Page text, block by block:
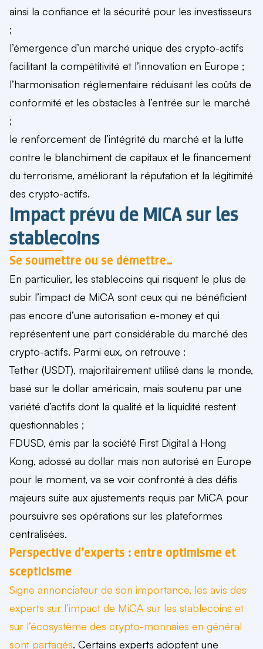
ainsi la confiance et la sécurité pour les investisseurs
;
l’émergence d’un marché unique des crypto-actifs
facilitant la compétitivité et l’innovation en Europe ;
l’harmonisation réglementaire réduisant les coûts de
conformité et les obstacles à l’entrée sur le marché
;
le renforcement de l’intégrité du marché et la lutte
contre le blanchiment de capitaux et le financement
du terrorisme, améliorant la réputation et la légitimité
des crypto-actifs.
Impact prévu de MiCA sur les
stablecoins
Se soumettre ou se démettre…
En particulier, les stablecoins qui risquent le plus de
subir l’impact de MiCA sont ceux qui ne bénéficient
pas encore d’une autorisation e-money et qui
représentent une part considérable du marché des
crypto-actifs. Parmi eux, on retrouve :
Tether (USDT), majoritairement utilisé dans le monde,
basé sur le dollar américain, mais soutenu par une
variété d’actifs dont la qualité et la liquidité restent
questionnables ;
FDUSD, émis par la société First Digital à Hong
Kong, adossé au dollar mais non autorisé en Europe
pour le moment, va se voir confronté à des défis
majeurs suite aux ajustements requis par MiCA pour
poursuivre ses opérations sur les plateformes
centralisées.
Perspective d’experts : entre optimisme et
scepticisme
Signe annonciateur de son importance, les avis des
experts sur l’impact de MiCA sur les stablecoins et
sur l’écosystème des crypto-monnaies en général
sont partagés. Certains experts adoptent une